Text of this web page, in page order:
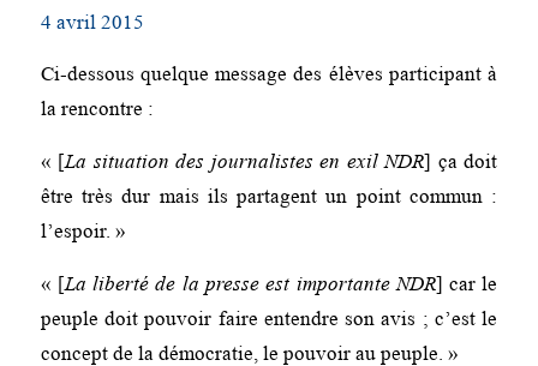
4 avril 2015
Ci-dessous quelque message des élèves participant à
la rencontre :
« [La situation des journalistes en exil NDR] ça doit
être très dur mais ils partagent un point commun :
l’espoir. »
« [La liberté de la presse est importante NDR] car le
peuple doit pouvoir faire entendre son avis ; c’est le
concept de la démocratie, le pouvoir au peuple. »